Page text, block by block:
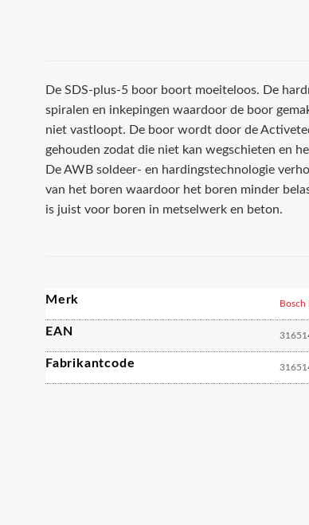
De SDS-plus-5 boor boort moeiteloos. De
spiralen en inkepingen waardoor de boor
niet vastloopt. De boor wordt door de
gehouden zodat die niet kan wegschieten en
De AWB soldeer- en hardingstechnologie
van het boren waardoor het boren minder
is juist voor boren in metselwerk en beton.
Merk Bosch
EAN
Fabrikantcode